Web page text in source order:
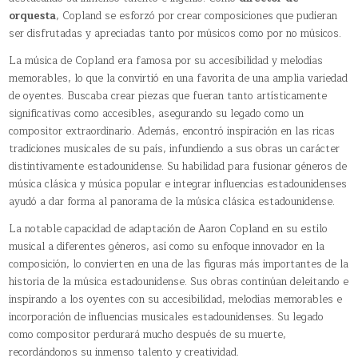
orquesta, Copland se esforzó por crear composiciones que pudieran
ser disfrutadas y apreciadas tanto por músicos como por no músicos.
La música de Copland era famosa por su accesibilidad y melodías
memorables, lo que la convirtió en una favorita de una amplia variedad
de oyentes. Buscaba crear piezas que fueran tanto artísticamente
significativas como accesibles, asegurando su legado como un
compositor extraordinario. Además, encontró inspiración en las ricas
tradiciones musicales de su país, infundiendo a sus obras un carácter
distintivamente estadounidense. Su habilidad para fusionar géneros de
música clásica y música popular e integrar influencias estadounidenses
ayudó a dar forma al panorama de la música clásica estadounidense.
La notable capacidad de adaptación de Aaron Copland en su estilo
musical a diferentes géneros, así como su enfoque innovador en la
composición, lo convierten en una de las figuras más importantes de la
historia de la música estadounidense. Sus obras continúan deleitando e
inspirando a los oyentes con su accesibilidad, melodías memorables e
incorporación de influencias musicales estadounidenses. Su legado
como compositor perdurará mucho después de su muerte,
recordándonos su inmenso talento y creatividad.